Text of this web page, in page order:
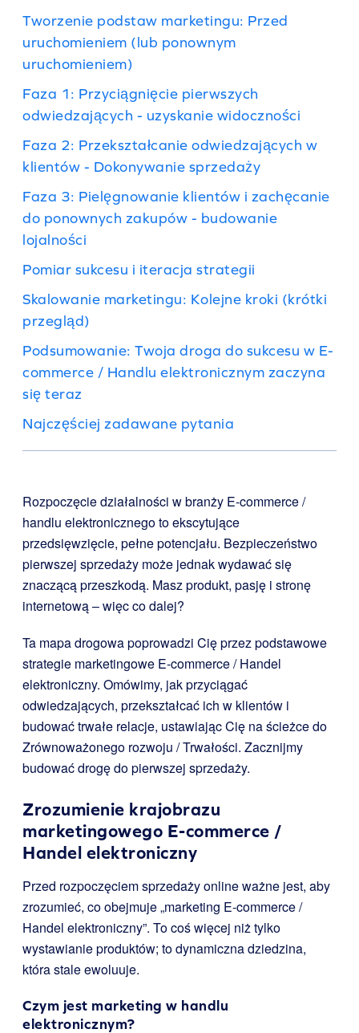
Tworzenie podstaw marketingu: Przed
uruchomieniem (lub ponownym
uruchomieniem)
Faza 1: Przyciągnięcie pierwszych
odwiedzających - uzyskanie widoczności
Faza 2: Przekształcanie odwiedzających w
klientów - Dokonywanie sprzedaży
Faza 3: Pielęgnowanie klientów i zachęcanie
do ponownych zakupów - budowanie
lojalności
Pomiar sukcesu i iteracja strategii
Skalowanie marketingu: Kolejne kroki (krótki
przegląd)
Podsumowanie: Twoja droga do sukcesu w E-
commerce / Handlu elektronicznym zaczyna
się teraz
Najczęściej zadawane pytania
Rozpoczęcie działalności w branży E-commerce /
handlu elektronicznego to ekscytujące
przedsięwzięcie, pełne potencjału. Bezpieczeństwo
pierwszej sprzedaży może jednak wydawać się
znaczącą przeszkodą. Masz produkt, pasję i stronę
internetową – więc co dalej?
Ta mapa drogowa poprowadzi Cię przez podstawowe
strategie marketingowe E-commerce / Handel
elektroniczny. Omówimy, jak przyciągać
odwiedzających, przekształcać ich w klientów i
budować trwałe relacje, ustawiając Cię na ścieżce do
Zrównoważonego rozwoju / Trwałości. Zacznijmy
budować drogę do pierwszej sprzedaży.
Zrozumienie krajobrazu
marketingowego E-commerce /
Handel elektroniczny
Przed rozpoczęciem sprzedaży online ważne jest, aby
zrozumieć, co obejmuje „marketing E-commerce /
Handel elektroniczny”. To coś więcej niż tylko
wystawianie produktów; to dynamiczna dziedzina,
która stale ewoluuje.
Czym jest marketing w handlu
elektronicznym?